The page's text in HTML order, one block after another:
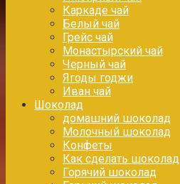
Каркаде чай
Белый чай
Грейс чай
Монастырский чай
Черный чай
Ягоды годжи
Иван чай
Шоколад
домашний шоколад
Молочный шоколад
Конфеты
Как сделать шоколад
Горячий шоколад